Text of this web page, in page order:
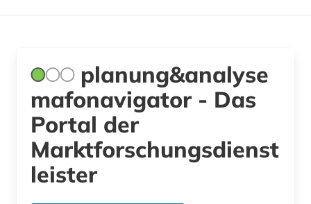
planung&analyse
mafonavigator - Das
Portal der
Marktforschungsdienst
leister